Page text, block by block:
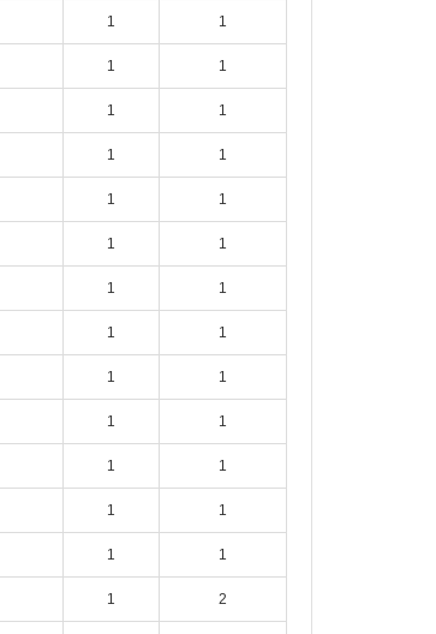
1 1
1 1
1 1
1 1
1 1
1 1
1 1
1 1
1 1
1 1
1 1
1 1
1 1
1 2